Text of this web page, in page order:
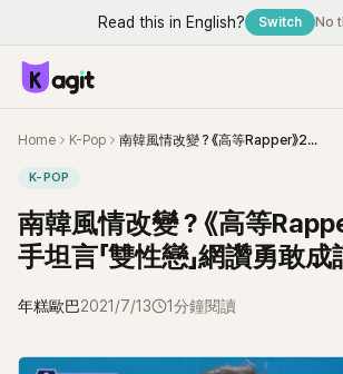
Read this in English? Switch No
Home K-Pop 南韓風情改變？《高等Rapper》20歲歌手坦言「雙性戀」網讚勇敢成話題！
K-POP
南韓風情改變？《高等
手坦言「雙性戀」網讚勇敢成
年糕歐巴2021/7/13 1分鐘閱讀